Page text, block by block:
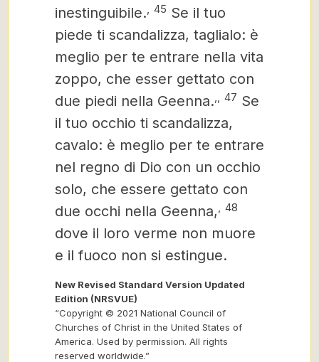
inestinguibile. 45 Se il tuo
piede ti scandalizza, taglialo: è
meglio per te entrare nella vita
zoppo, che esser gettato con
due piedi nella Geenna.
47 Se
il tuo occhio ti scandalizza,
cavalo: è meglio per te entrare
nel regno di Dio con un occhio
solo, che essere gettato con
due occhi nella Geenna,
48
dove il loro verme non muore
e il fuoco non si estingue.
New Revised Standard Version Updated
Edition (NRSVUE)
“Copyright © 2021 National Council of
Churches of Christ in the United States of
America. Used by permission. All rights
reserved worldwide.”